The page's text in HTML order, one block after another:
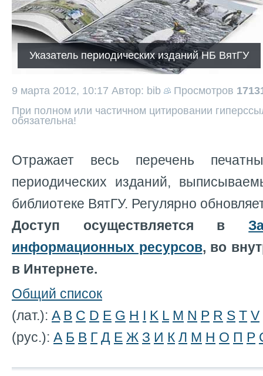
Указатель периодических изданий НБ ВятГУ
9 марта 2012, 10:17 Автор: bib Просмотров
При полном или частичном цитировании
обязательна!
Отражает весь перечень
периодических изданий,
библиотеке ВятГУ. Регулярно
Доступ осуществляется в
информационных ресурсов, во
в Интернете.
Общий список
(лат.): A B C D E G H I K L M N P R S T V
(рус.): А Б В Г Д Е Ж З И К Л М Н О П Р